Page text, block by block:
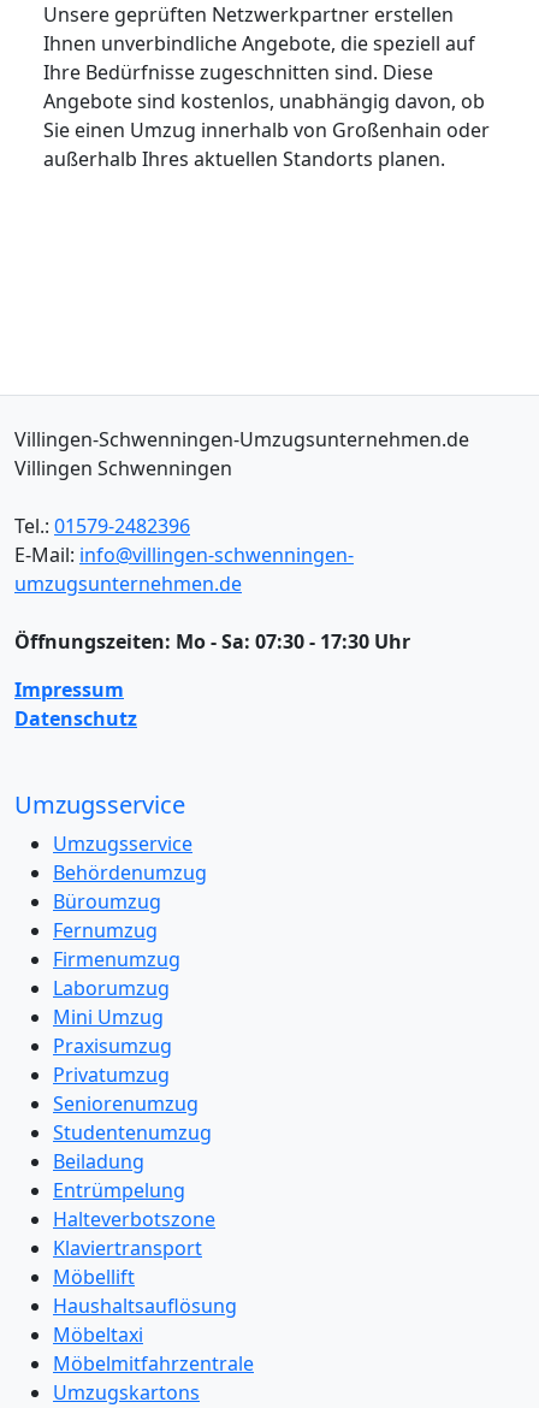
Unsere geprüften Netzwerkpartner erstellen
Ihnen unverbindliche Angebote, die speziell auf
Ihre Bedürfnisse zugeschnitten sind. Diese
Angebote sind kostenlos, unabhängig davon, ob
Sie einen Umzug innerhalb von Großenhain oder
außerhalb Ihres aktuellen Standorts planen.
Villingen-Schwenningen-Umzugsunternehmen.de
Villingen Schwenningen
Tel.: 01579-2482396
E-Mail: info@villingen-schwenningen-
umzugsunternehmen.de
Öffnungszeiten: Mo - Sa: 07:30 - 17:30 Uhr
Impressum
Datenschutz
Umzugsservice
Umzugsservice
Behördenumzug
Büroumzug
Fernumzug
Firmenumzug
Laborumzug
Mini Umzug
Praxisumzug
Privatumzug
Seniorenumzug
Studentenumzug
Beiladung
Entrümpelung
Halteverbotszone
Klaviertransport
Möbellift
Haushaltsauflösung
Möbeltaxi
Möbelmitfahrzentrale
Umzugskartons